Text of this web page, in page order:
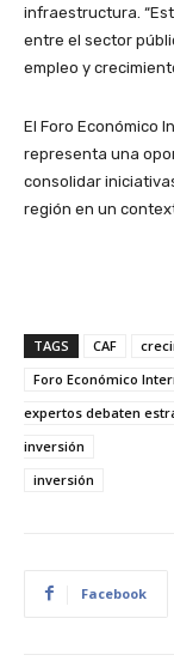
infraestructura.
entre el sector
empleo y
El Foro Económico
representa una
consolidar
región en un
TAGS CAF
Foro Económico
expertos debaten
inversión
inversión
Facebook